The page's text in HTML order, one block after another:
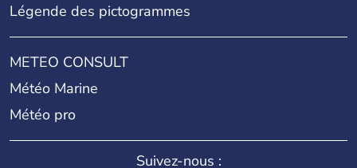
Légende des pictogrammes
METEO CONSULT
Météo Marine
Météo pro
Suivez-nous :